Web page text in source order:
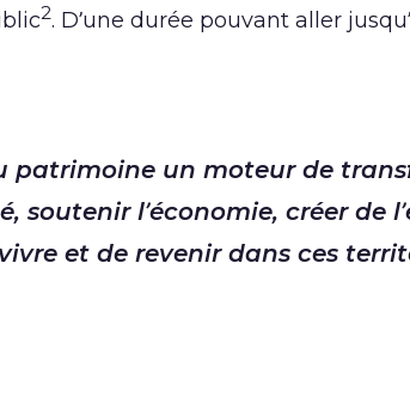
2. D’une durée pouvant aller
patrimoine un moteur de
soutenir l’économie, créer de
et de revenir dans ces